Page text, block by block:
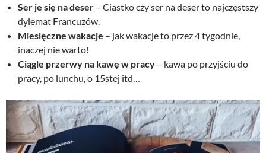
Ser je się na deser – Ciastko czy ser na deser to najczęstszy
dylemat Francuzów.
Miesięczne wakacje – jak wakacje to przez 4 tygodnie,
inaczej nie warto!
Ciągle przerwy na kawę w pracy – kawa po przyjściu do
pracy, po lunchu, o 15stej itd…